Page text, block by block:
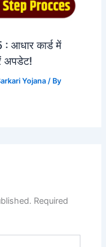
कार्ड में
अपडेट!
Yojana / By
Required